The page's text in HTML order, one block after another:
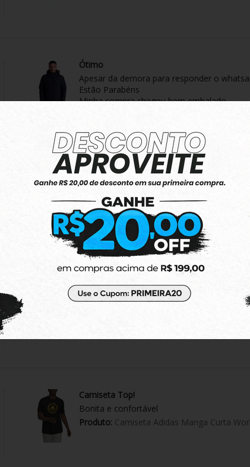
Ótimo
Apesar da demora para responder o
Estão Parabéns
Minha compra chegou bem embalado
Ótimo produto
Produto:Top Adidas Originals Regata
EXECELENTE !
Perfeito , produto tudo certo !
Moletom Adidas Aberto
Camiseta Top!
Bonita e confortável
Produto: Camiseta Adidas Manga Curta